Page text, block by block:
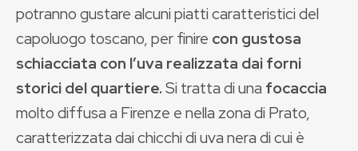
potranno gustare alcuni piatti caratteristici del
capoluogo toscano, per finire con gustosa
schiacciata con l’uva realizzata dai forni
storici del quartiere.Si tratta di una focaccia
molto diffusa a Firenze e nella zona di Prato,
caratterizzata dai chicchi di uva nera di cui è